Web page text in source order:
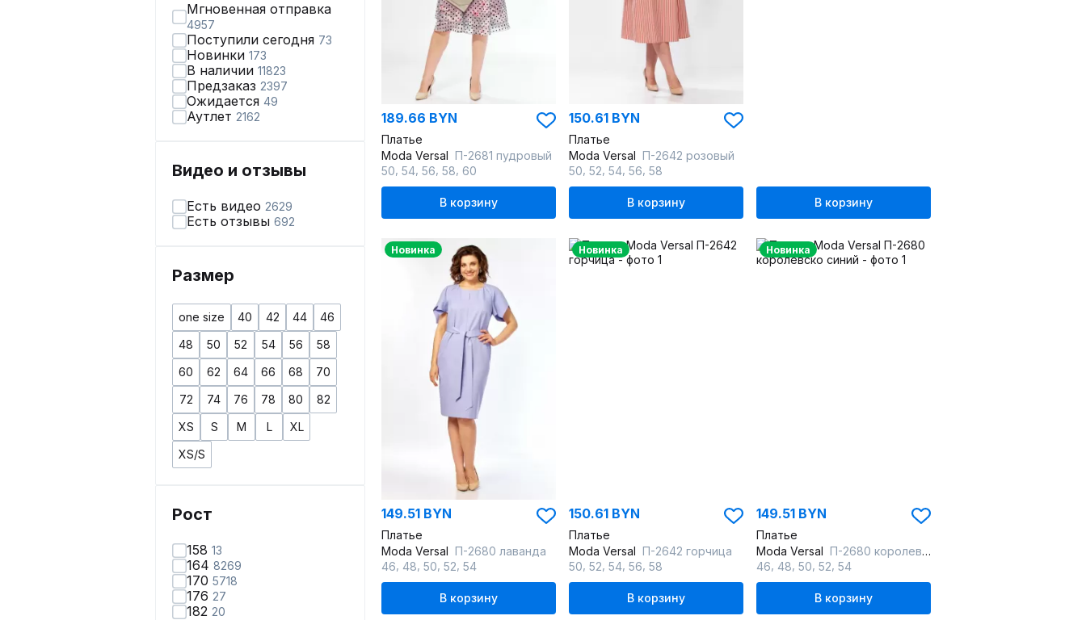
Мгновенная отправка
4957
Поступили сегодня 73
Новинки 173
В наличии 11823
Предзаказ 2397
Ожидается 49
Аутлет 2162
Видео и отзывы
Есть видео 2629
Есть отзывы 692
Размер
one size 40 42 44
46
48
50 52 54 56
58
60
62 64 66 68
70
72
74 76 78 80
82
XS
S M L
XL
XS/S
Рост
158 13
164 8269
170 5718
176 27
182 20
189.66 BYN
Платье
Moda Versal П-2681 пудровый
50 54 56 58 60
В корзину
150.61 BYN
Платье
Moda Versal П-2642 розовый
50 52 54 56 58
В корзину В корзину
Новинка
149.51 BYN
Платье
Moda Versal П-2680 лаванда
46 48 50 52 54
В корзину
Новинка
150.61 BYN
Платье
Moda Versal П-2642 горчица
50 52 54 56 58
В корзину
Новинка
149.51 BYN
Платье
Moda Versal П-2680 королевско синий
46 48 50 52 54
В корзину